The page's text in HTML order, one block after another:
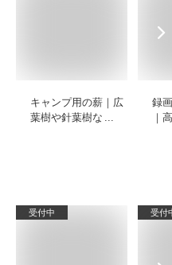
キャンプ用の薪｜広
葉樹や針葉樹などの
録
｜
受付中 受付